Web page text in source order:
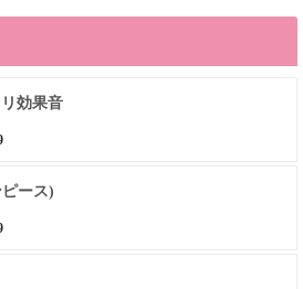
効果音
ース)